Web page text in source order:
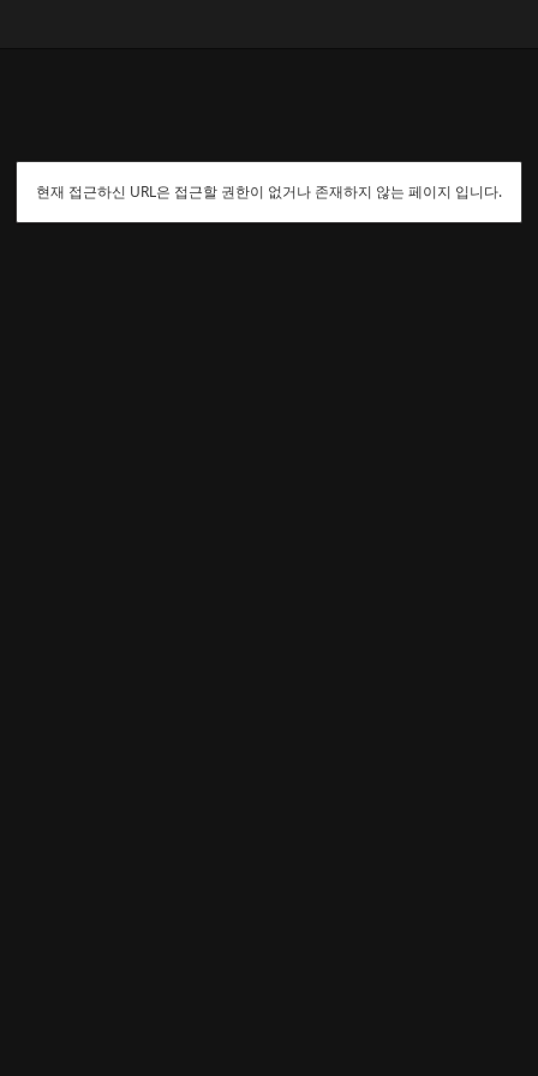
현재 접근하신 URL은 접근할 권한이 없거나 존재하지 않는 페이지 입니다.